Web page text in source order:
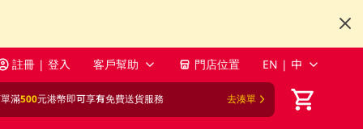
註冊 | 登入 客戶幫助 門店位置 EN | 中
滿500元港幣即可享有免費送貨服務 去湊單